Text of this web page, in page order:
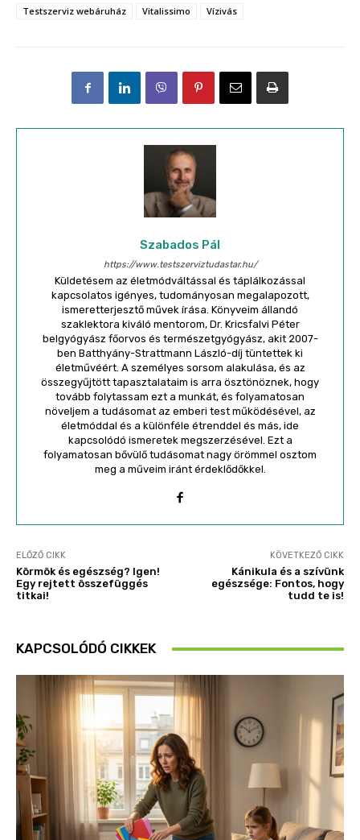
Testszerviz webáruház
Vitalissimo Vízivás
Szabados Pál
https://www.testszerviztudastar.hu/
Küldetésem az életmódváltással és táplálkozással
kapcsolatos igényes, tudományosan megalapozott,
ismeretterjesztő művek írása. Könyveim állandó
szaklektora kiváló mentorom, Dr. Kricsfalvi Péter
belgyógyász főorvos és természetgyógyász, akit 2007-
ben Batthyány-Strattmann László-díj tüntettek ki
életművéért. A személyes sorsom alakulása, és az
összegyűjtött tapasztalataim is arra ösztönöznek, hogy
tovább folytassam ezt a munkát, és folyamatosan
növeljem a tudásomat az emberi test működésével, az
életmóddal és a különféle étrenddel és más, ide
kapcsolódó ismeretek megszerzésével. Ezt a
folyamatosan bővülő tudásomat nagy örömmel osztom
meg a műveim iránt érdeklődőkkel.
ELŐZŐ CIKK
Körmök és egészség? Igen!
Egy rejtett összefüggés
titkai!
KÖVETKEZŐ CIKK
Kánikula és a szívünk
egészsége: Fontos, hogy
tudd te is!
KAPCSOLÓDÓ CIKKEK